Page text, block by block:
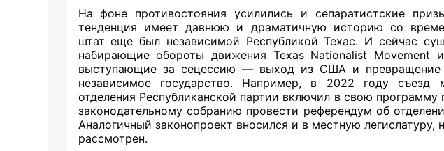
На фоне противостояния усилились и сепаратистские
тенденция имеет давнюю и драматичную историю со
штат еще был независимой Республикой Техас. И сейчас
набирающие обороты движения Texas Nationalist Movement
выступающие за сецессию — выход из США и превращение
независимое государство. Например, в 2022 году съезд
отделения Республиканской партии включил в свою программу
законодательному собранию провести референдум об
Аналогичный законопроект вносился и в местную легислатуру,
рассмотрен.